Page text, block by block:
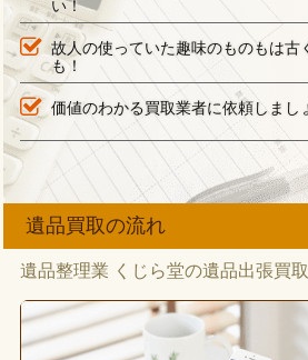
い！
故人の使っていた趣味のものもは古
も！
価値のわかる買取業者に依頼しまし
遺品買取の流れ
遺品整理業 くじら堂の遺品出張買